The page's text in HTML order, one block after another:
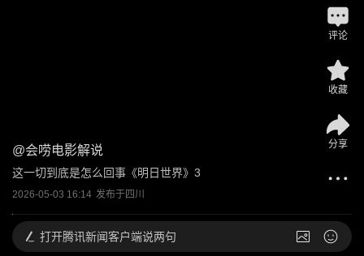
@会唠电影解说
这一切到底是怎么回事《明日世界》3
2026-05-03 16:14 发布于四川
评论
收藏
分享
打开腾讯新闻客户端说两句